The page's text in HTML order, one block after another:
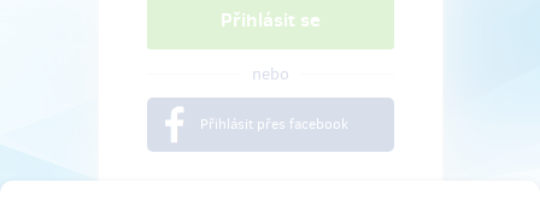
nebo
Přihlásit přes facebook